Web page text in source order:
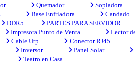
Quemador Sopladora
Base Enfriadora Candado
DDR5 PARTES PARA SERVIDOR
Impresora Punto de Venta Lector
Cable Utp Conector RJ45
Inversor Panel Solar
Teatro en Casa